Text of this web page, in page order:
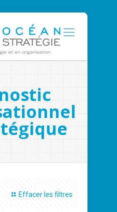
Effacer les filtres